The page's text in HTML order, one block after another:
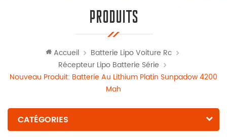
PRODUITS
Accueil
Batterie Lipo Voiture Rc
Récepteur Lipo Batterie Série
Nouveau Produit: Batterie Au Lithium Platin Sunpadow 4200
Mah
CATÉGORIES